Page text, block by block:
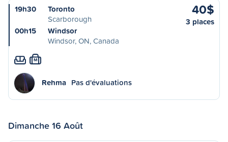
19h30
Toronto
Scarborough
00h15
Windsor
Windsor, ON, Canada
40$
3 places
M
Rehma Pas d'évaluations
Dimanche 16 Août